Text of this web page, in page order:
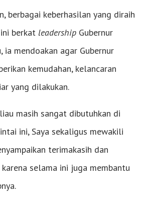
berbagai keberhasilan yang diraih
berkat leadership Gubernur
ia mendoakan agar Gubernur
kemudahan, kelancaran
yang dilakukan.
masih sangat dibutuhkan di
ini, Saya sekaligus mewakili
terimakasih dan
selama ini juga membantu